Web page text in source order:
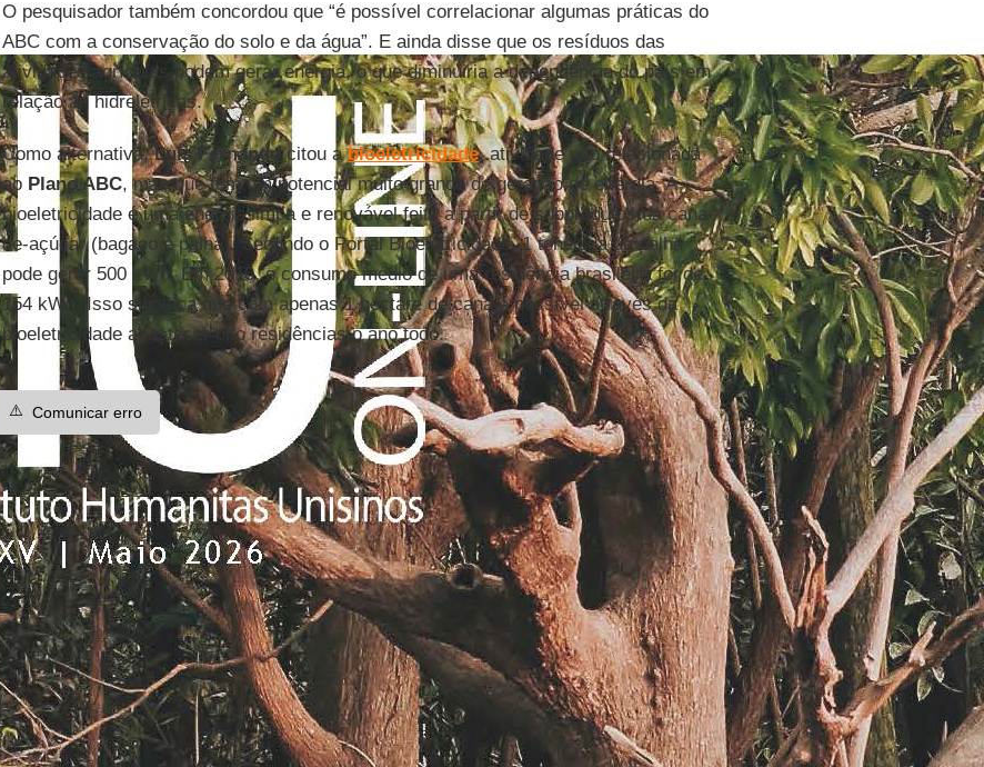
O pesquisador também concordou que “é possível correlacionar algumas práticas do
ABC com a conservação do solo e da água”. E ainda disse que os resíduos das
atividades agrícolas podem gerar energia, o que diminuiria a dependência do país em
relação às hidrelétricas.
Como alternativa,Luis Fernandocitou abioeletricidade, atividade não relacionada
ao Plano ABC, mas que tem um potencial muito grande de geração de energia. A
bioeletricidade é uma energia limpa e renovável feita a partir de subprodutos da cana-
de-açúcar (bagaço e palha). Segundo o Portal Bioeletricidade, 1 tonelada de palha
pode gerar 500 kWh. Em 2010, o consumo médio de uma residência brasileira foi de
154 kWh. Isso significa que com apenas 1 hectare de cana é possível através da
bioeletricidade abastecer oito residências o ano todo.
⚠️ Comunicar erro